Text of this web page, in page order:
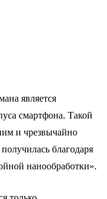
является
смартфона. Такой
и чрезвычайно
благодаря
нанообработки».